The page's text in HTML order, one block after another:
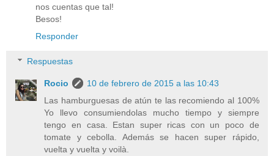
nos cuentas que tal!
Besos!
Responder
Respuestas
Rocio
10 de febrero de 2015 a las 10:43
Las hamburguesas de atún te las recomiendo al 100%
Yo llevo consumiendolas mucho tiempo y siempre
tengo en casa. Estan super ricas con un poco de
tomate y cebolla. Además se hacen super rápido,
vuelta y vuelta y voilà.